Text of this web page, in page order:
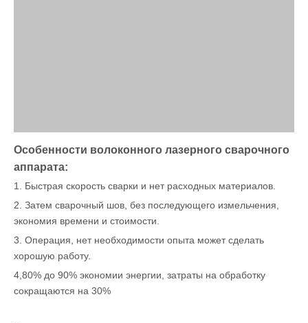
Особенности волоконного лазерного сварочного
аппарата:
1. Быстрая скорость сварки и нет расходных материалов.
2. Затем сварочный шов, без последующего измельчения,
экономия времени и стоимости.
3. Операция, нет необходимости опыта может сделать
хорошую работу.
4,80% до 90% экономии энергии, затраты на обработку
сокращаются на 30%